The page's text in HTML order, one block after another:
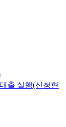
출 실행(신청현